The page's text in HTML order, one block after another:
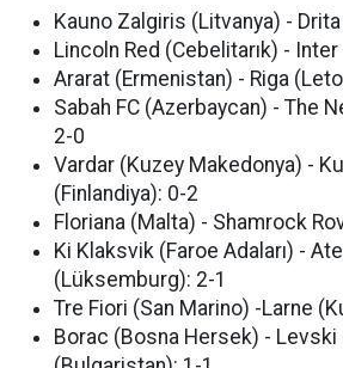
Kauno Zalgiris (Litvanya) -
Lincoln Red (Cebelitarık) -
Ararat (Ermenistan) - Riga
Sabah FC (Azerbaycan) - The
2-0
Vardar (Kuzey Makedonya) -
(Finlandiya): 0-2
Floriana (Malta) - Shamrock
Ki Klaksvik (Faroe Adaları) -
(Lüksemburg): 2-1
Tre Fiori (San Marino) -Larne
Borac (Bosna Hersek) - Levski